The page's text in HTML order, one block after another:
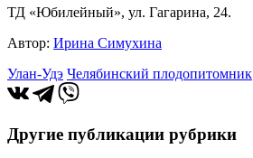
ТД «Юбилейный», ул. Гагарина, 24.
Автор: Ирина Симухина
Улан‑Удэ Челябинский плодопитомник
Другие публикации рубрики